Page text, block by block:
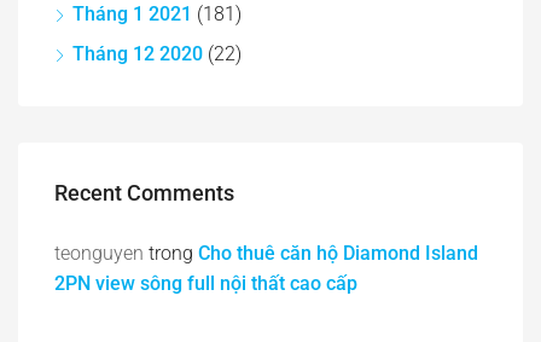
Tháng 1 2021 (181)
Tháng 12 2020 (22)
Recent Comments
teonguyen trong Cho thuê căn hộ Diamond Island
2PN view sông full nội thất cao cấp